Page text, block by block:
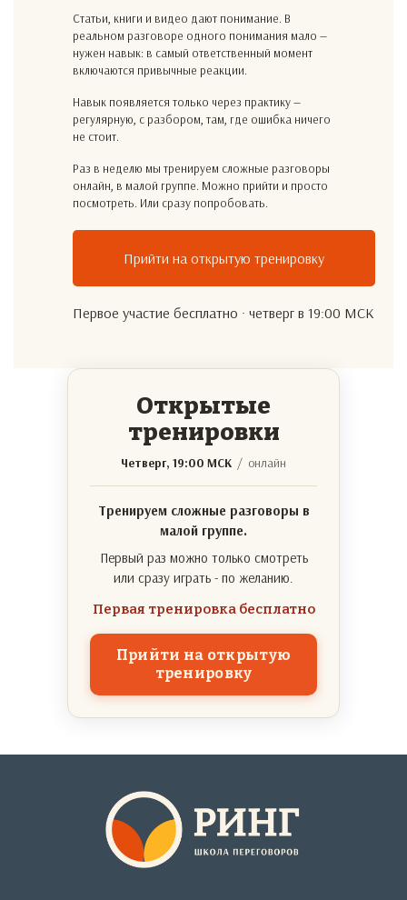
Статьи, книги и видео дают понимание. В
реальном разговоре одного понимания мало —
нужен навык: в самый ответственный момент
включаются привычные реакции.
Навык появляется только через практику —
регулярную, с разбором, там, где ошибка ничего
не стоит.
Раз в неделю мы тренируем сложные разговоры
онлайн, в малой группе. Можно прийти и просто
посмотреть. Или сразу попробовать.
Прийти на открытую тренировку
Первое участие бесплатно · четверг в 19:00 МСК
Открытые
тренировки
Четверг, 19:00 МСК / онлайн
Тренируем сложные разговоры в
малой группе.
Первый раз можно только смотреть
или сразу играть - по желанию.
Первая тренировка бесплатно
Прийти на открытую
тренировку